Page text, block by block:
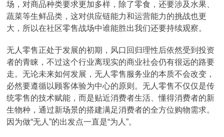
场，对商品种类要求更加多样，除了零食，还要涉及水果、
蔬菜等生鲜品类，这对供应链能力和运营能力的挑战也更
大，所以在社区零售战场中谁能胜出我们还要持续观察。
无人零售正处于发展的初期，风口回归理性后依然受到投资
者的青睐，不过这个行业离现实的商业社会仍有很远的路要
走。无论未来如何发展，无人零售服务业的本质不会改变，
必然要遵循以顾客体验为中心的原则。无人零售不仅仅是传
统零售的技术赋能，而是贴近消费者生活、懂得消费者的新
生物种，通过新场景的搭建满足消费者的全方位购物需求。
因为做“无人”的出发点一直是“为人”。